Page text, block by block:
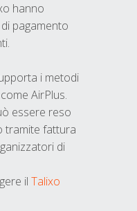
hanno
pagamento
i metodi
AirPlus.
essere reso
tramite fattura
di
il Talixo